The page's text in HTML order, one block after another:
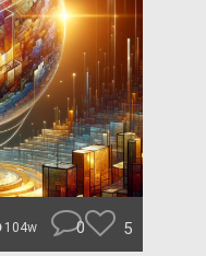
104w 0 5